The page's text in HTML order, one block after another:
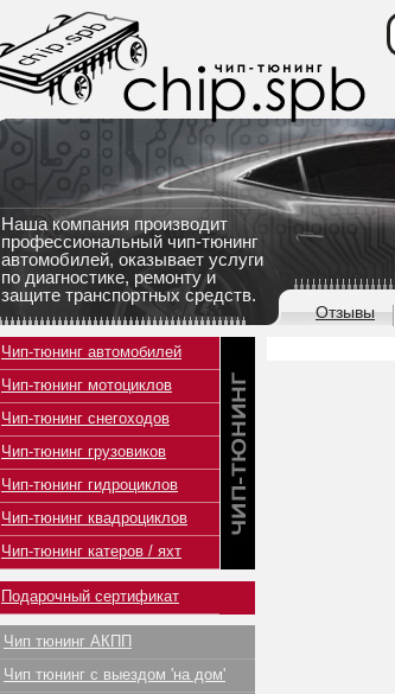
Наша компания производит
профессиональный чип-тюнинг
автомобилей, оказывает услуги
по диагностике, ремонту и
защите транспортных средств.
Отзывы
Чип-тюнинг автомобилей
Чип-тюнинг мотоциклов
Чип-тюнинг снегоходов
Чип-тюнинг грузовиков
Чип-тюнинг гидроциклов
Чип-тюнинг квадроциклов
Чип-тюнинг катеров / яхт
Подарочный сертификат
Чип тюнинг АКПП
Чип тюнинг с выездом 'на дом'